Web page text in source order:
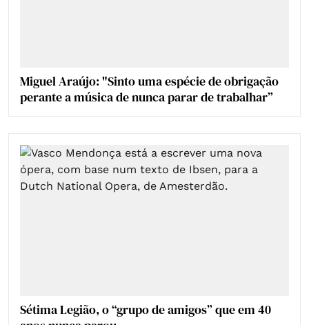
Miguel Araújo: "Sinto uma espécie de obrigação
perante a música de nunca parar de trabalhar”
Sétima Legião, o “grupo de amigos” que em 40